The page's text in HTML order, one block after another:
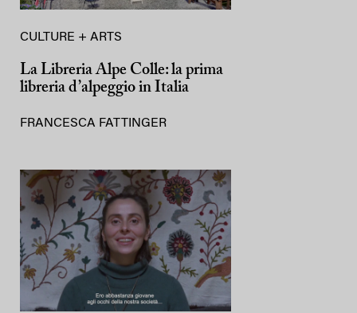
CULTURE + ARTS
La Libreria Alpe Colle: la prima
libreria d’alpeggio in Italia
FRANCESCA FATTINGER